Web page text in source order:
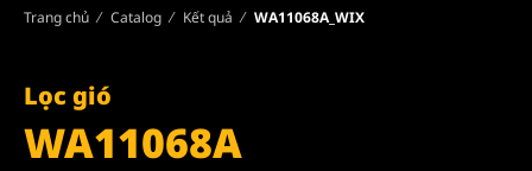
Trang chủ Catalog Kết quả WA11068A_WIX
Lọc gió
WA11068A